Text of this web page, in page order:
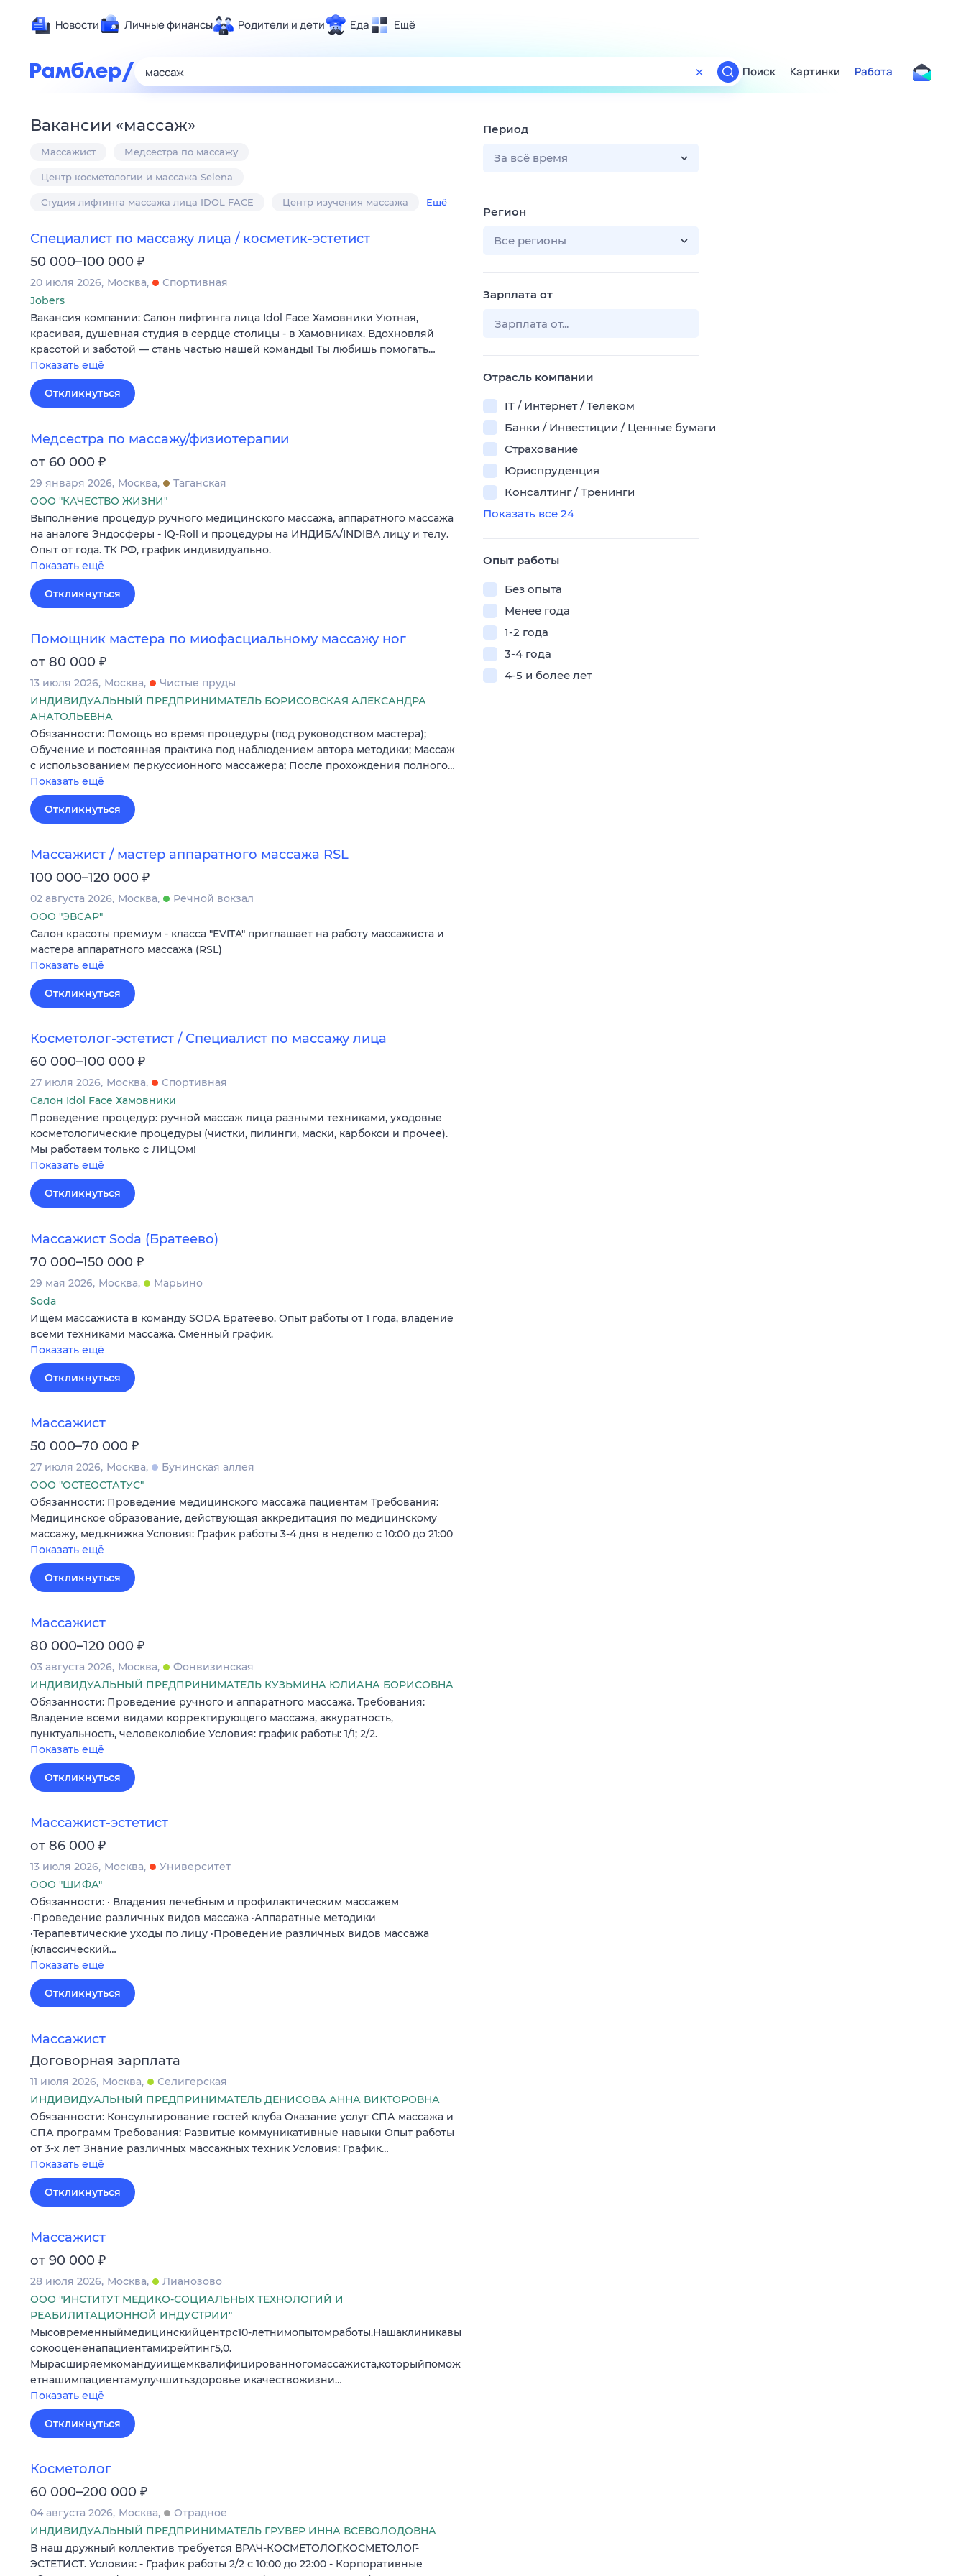
Новости Личные финансы Родители и дети Еда Ещё
Развлечения и отдых
Технологии и тренды
Сберегаем вместе
Поиск
ТВ-программа
Поиск Картинки Работа
Вакансии «массаж»
Массажист Медсестра по массажу
Центр косметологии и массажа Selena
Студия лифтинга массажа лица IDOL FACE Центр изучения массажа Ещё
Специалист по массажу лица / косметик-эстетист
50 000–100 000 ₽
20 июля 2026 Москва
Спортивная
Jobers
Вакансия компании: Салон лифтинга лица Idol Face Хамовники Уютная,
красивая, душевная студия в сердце столицы - в Хамовниках. Вдохновляй
красотой и заботой — стань частью нашей команды! Ты любишь помогать…
Показать ещё
Откликнуться
Медсестра по массажу/физиотерапии
от 60 000 ₽
29 января 2026 Москва
Таганская
ООО "КАЧЕСТВО ЖИЗНИ"
Выполнение процедур ручного медицинского массажа, аппаратного массажа
на аналоге Эндосферы - IQ-Roll и процедуры на ИНДИБА/INDIBA лицу и телу.
Опыт от года. ТК РФ, график индивидуально.
Показать ещё
Откликнуться
Помощник мастера по миофасциальному массажу ног
от 80 000 ₽
13 июля 2026 Москва
Чистые пруды
ИНДИВИДУАЛЬНЫЙ ПРЕДПРИНИМАТЕЛЬ БОРИСОВСКАЯ АЛЕКСАНДРА
АНАТОЛЬЕВНА
Обязанности: Помощь во время процедуры (под руководством мастера);
Обучение и постоянная практика под наблюдением автора методики; Массаж
с использованием перкуссионного массажера; После прохождения полного…
Показать ещё
Откликнуться
Массажист / мастер аппаратного массажа RSL
100 000–120 000 ₽
02 августа 2026 Москва
Речной вокзал
ООО "ЭВСАР"
Салон красоты премиум - класса "EVITA" приглашает на работу массажиста и
мастера аппаратного массажа (RSL)
Показать ещё
Откликнуться
Косметолог-эстетист / Специалист по массажу лица
60 000–100 000 ₽
27 июля 2026 Москва
Спортивная
Салон Idol Face Хамовники
Проведение процедур: ручной массаж лица разными техниками, уходовые
косметологические процедуры (чистки, пилинги, маски, карбокси и прочее).
Мы работаем только с ЛИЦОм!
Показать ещё
Откликнуться
Массажист Soda (Братеево)
70 000–150 000 ₽
29 мая 2026 Москва
Марьино
Soda
Ищем массажиста в команду SODA Братеево. Опыт работы от 1 года, владение
всеми техниками массажа. Сменный график.
Показать ещё
Откликнуться
Массажист
50 000–70 000 ₽
27 июля 2026 Москва
Бунинская аллея
ООО "ОСТЕОСТАТУС"
Обязанности: Проведение медицинского массажа пациентам Требования:
Медицинское образование, действующая аккредитация по медицинскому
массажу, мед.книжка Условия: График работы 3-4 дня в неделю с 10:00 до 21:00
Показать ещё
Откликнуться
Массажист
80 000–120 000 ₽
03 августа 2026 Москва
Фонвизинская
ИНДИВИДУАЛЬНЫЙ ПРЕДПРИНИМАТЕЛЬ КУЗЬМИНА ЮЛИАНА БОРИСОВНА
Обязанности: Проведение ручного и аппаратного массажа. Требования:
Владение всеми видами корректирующего массажа, аккуратность,
пунктуальность, человеколюбие Условия: график работы: 1/1; 2/2.
Показать ещё
Откликнуться
Массажист-эстетист
от 86 000 ₽
13 июля 2026 Москва
Университет
ООО "ШИФА"
Обязанности: · Владения лечебным и профилактическим массажем
·Проведение различных видов массажа ·Аппаратные методики
·Терапевтические уходы по лицу ·Проведение различных видов массажа
(классический…
Показать ещё
Откликнуться
Массажист
Договорная зарплата
11 июля 2026 Москва
Селигерская
ИНДИВИДУАЛЬНЫЙ ПРЕДПРИНИМАТЕЛЬ ДЕНИСОВА АННА ВИКТОРОВНА
Обязанности: Консультирование гостей клуба Оказание услуг СПА массажа и
СПА программ Требования: Развитые коммуникативные навыки Опыт работы
от 3-х лет Знание различных массажных техник Условия: График…
Показать ещё
Откликнуться
Массажист
от 90 000 ₽
28 июля 2026 Москва
Лианозово
ООО "ИНСТИТУТ МЕДИКО-СОЦИАЛЬНЫХ ТЕХНОЛОГИЙ И
РЕАБИЛИТАЦИОННОЙ ИНДУСТРИИ"
Мысовременныймедицинскийцентрс10‑летнимопытомработы.Нашаклиникавы
сокооцененапациентами:рейтинг5,0.
Мырасширяемкомандуиищемквалифицированногомассажиста,которыйпомож
етнашимпациентамулучшитьздоровье икачествожизни…
Показать ещё
Откликнуться
Косметолог
60 000–200 000 ₽
04 августа 2026 Москва
Отрадное
ИНДИВИДУАЛЬНЫЙ ПРЕДПРИНИМАТЕЛЬ ГРУВЕР ИННА ВСЕВОЛОДОВНА
В наш дружный коллектив требуется ВРАЧ-КОСМЕТОЛОГ,КОСМЕТОЛОГ-
ЭСТЕТИСТ. Условия: - График работы 2/2 с 10:00 до 22:00 - Корпоративные
Период
За всё время
Регион
Все регионы
Зарплата от
Отрасль компании
IT / Интернет / Телеком
Банки / Инвестиции / Ценные бумаги
Страхование
Юриспруденция
Консалтинг / Тренинги
Показать все 24
Опыт работы
Без опыта
Менее года
1-2 года
3-4 года
4-5 и более лет